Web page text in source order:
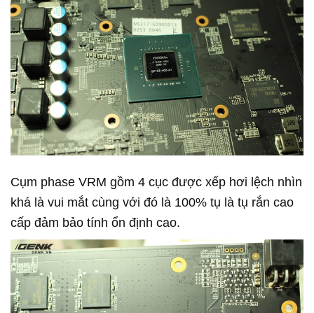
Cụm phase VRM gồm 4 cục được xếp hơi lệch nhìn
khá là vui mắt cùng với đó là 100% tụ là tụ rắn cao
cấp đảm bảo tính ổn định cao.